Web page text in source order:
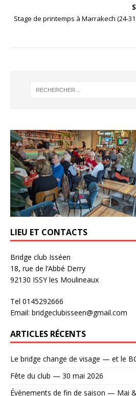
Stage de printemps à Marrakech (24-
LIEU ET CONTACTS
Bridge club Isséen
18, rue de l’Abbé Derry
92130 ISSY les Moulineaux
Tel 0145292666
Email: bridgeclubisseen@gmail.com
ARTICLES RÉCENTS
Le bridge change de visage — et le
Fête du club — 30 mai 2026
Évènements de fin de saison — Mai